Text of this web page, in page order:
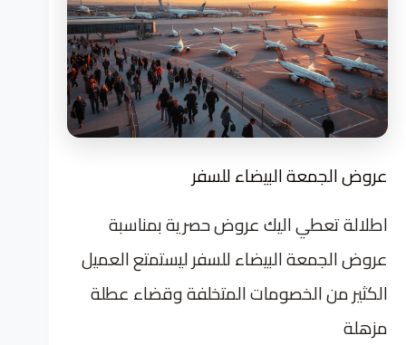
عروض الجمعة البيضاء للسفر
اطلالة تعطي اليك عروض حصرية بمناسبة
عروض الجمعة البيضاء للسفر ليستمتع العميل
الكثير من الخصومات المتخلفة وقضاء عطلة
مزهلة